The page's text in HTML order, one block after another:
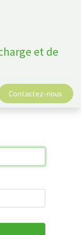
et de
Contactez-nous